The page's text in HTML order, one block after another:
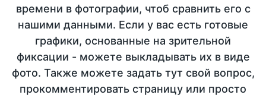
времени в фотографии, чтоб сравнить его с
нашими данными. Если у вас есть готовые
графики, основанные на зрительной
фиксации - можете выкладывать их в виде
фото. Также можете задать тут свой вопрос,
прокомментировать страницу или просто